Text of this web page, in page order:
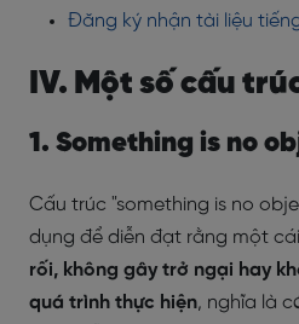
Đăng ký nhận tài liệu
IV. Một số cấu
1. Something is no
Cấu trúc "something is no
dụng để diễn đạt rằng một
rối, không gây trở ngại hay
quá trình thực hiện, nghĩa là